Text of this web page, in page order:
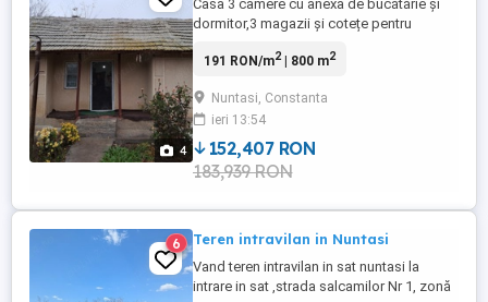
4
Casa 3 camere cu anexa de bucătărie și
dormitor,3 magazii și cotețe pentru
191 RON/m2| 800 m2
Nuntasi, Constanta
ieri 13:54
152,407 RON
183,939 RON
6 Teren intravilan in Nuntasi
Vand teren intravilan in sat nuntasi la
intrare in sat ,strada salcamilor Nr 1, zonă